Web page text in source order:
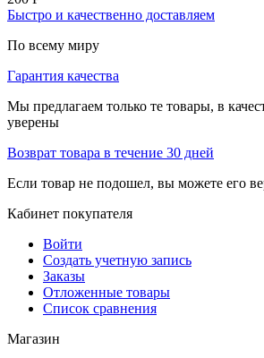
Быстро и качественно доставляем
По всему миру
Гарантия качества
Мы предлагаем только те товары, в
уверены
Возврат товара в течение 30 дней
Если товар не подошел, вы можете его
Кабинет покупателя
Войти
Создать учетную запись
Заказы
Отложенные товары
Список сравнения
Магазин